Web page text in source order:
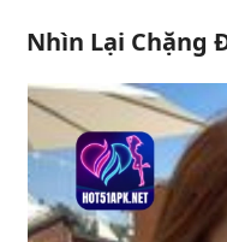
Nhìn Lại Chặng